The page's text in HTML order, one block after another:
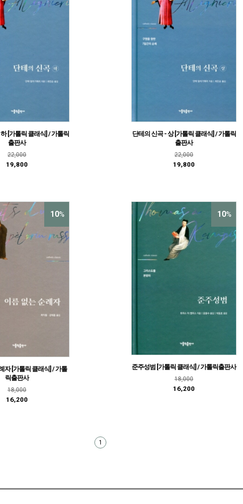
[가톨릭 클래식] / 가톨릭
출판사
22,000
19,800
단테의 신곡 - 상 [가톨릭 클래식] / 가톨릭
출판사
22,000
19,800
10%
자 [가톨릭 클래식] / 가톨
릭출판사
18,000
16,200
10%
준주성범 [가톨릭 클래식] / 가톨릭출판사
18,000
16,200
1